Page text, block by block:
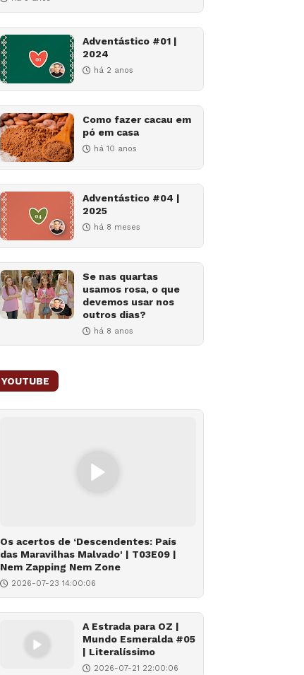
Adventástico #01 |
2024
há 2 anos
Como fazer cacau em
pó em casa
há 10 anos
Adventástico #04 |
2025
há 8 meses
Se nas quartas
usamos rosa, o que
devemos usar nos
outros dias?
há 8 anos
YOUTUBE
Os acertos de ‘Descendentes: País
das Maravilhas Malvado' | T03E09 |
Nem Zapping Nem Zone
2026-07-23 14:00:06
A Estrada para OZ |
Mundo Esmeralda #05
| Literalíssimo
2026-07-21 22:00:06